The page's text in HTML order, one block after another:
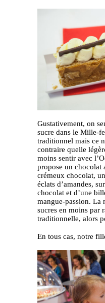
Gustativement, on
sucre dans le Mille-
traditionnel mais ce
contraire quelle
moins sentir avec
propose un chocolat
crémeux chocolat,
éclats d’amandes,
chocolat et d’une
mangue-passion. La
sucres en moins par
traditionnelle, alors
En tous cas, notre